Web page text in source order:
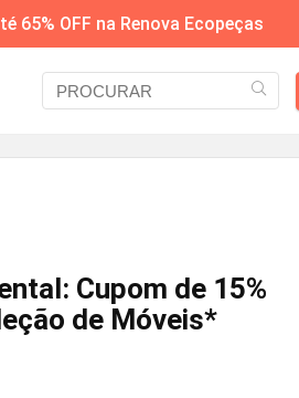
65% OFF na Renova Ecopeças
Cupom de 15%
de Móveis*